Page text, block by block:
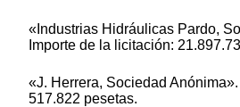
«Industrias Hidráulicas Pardo,
Importe de la licitación:
«J. Herrera, Sociedad
517.822 pesetas.